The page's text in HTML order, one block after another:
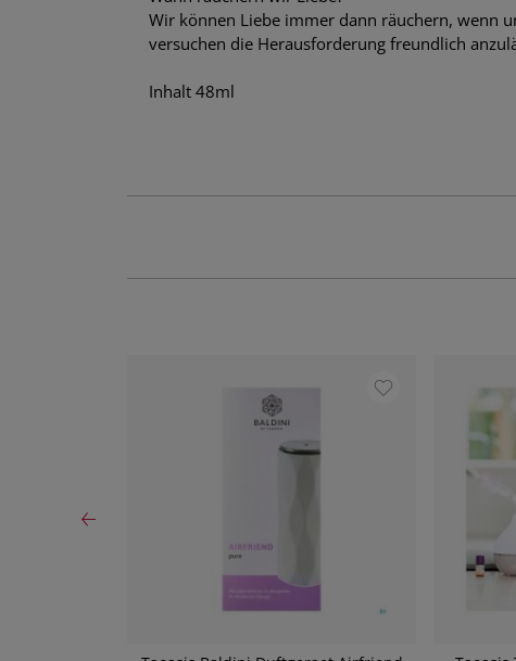
Wir können Liebe immer dann räuchern, wenn
versuchen die Herausforderung freundlich
Inhalt 48ml